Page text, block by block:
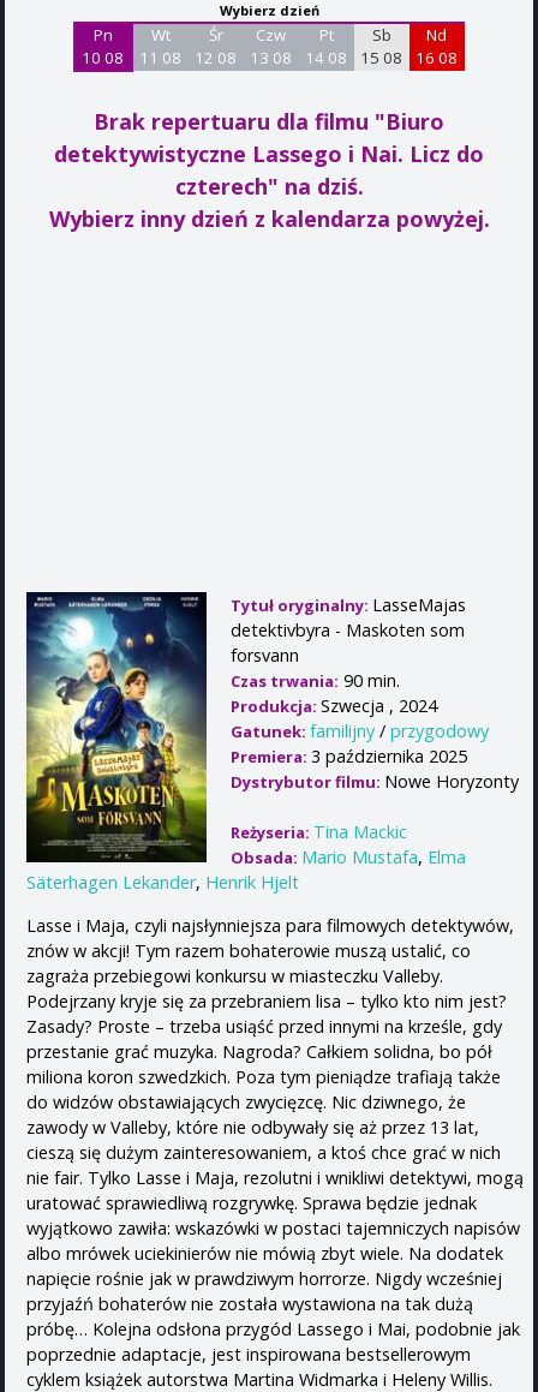
Wybierz dzień
Pn
10 08
Wt
11 08
Śr
12 08
Czw
13 08
Pt
14 08
Sb
15 08
Nd
16 08
Brak repertuaru dla filmu "Biuro
detektywistyczne Lassego i Nai. Licz do
czterech" na dziś.
Wybierz inny dzień z kalendarza powyżej.
Tytuł oryginalny: LasseMajas
detektivbyra - Maskoten som
forsvann
Czas trwania: 90 min.
Produkcja: Szwecja , 2024
Gatunek: familijny / przygodowy
Premiera: 3 października 2025
Dystrybutor filmu: Nowe Horyzonty
Reżyseria: Tina Mackic
Obsada: Mario Mustafa, Elma
Säterhagen Lekander, Henrik Hjelt
Lasse i Maja, czyli najsłynniejsza para filmowych detektywów,
znów w akcji! Tym razem bohaterowie muszą ustalić, co
zagraża przebiegowi konkursu w miasteczku Valleby.
Podejrzany kryje się za przebraniem lisa – tylko kto nim jest?
Zasady? Proste – trzeba usiąść przed innymi na krześle, gdy
przestanie grać muzyka. Nagroda? Całkiem solidna, bo pół
miliona koron szwedzkich. Poza tym pieniądze trafiają także
do widzów obstawiających zwycięzcę. Nic dziwnego, że
zawody w Valleby, które nie odbywały się aż przez 13 lat,
cieszą się dużym zainteresowaniem, a ktoś chce grać w nich
nie fair. Tylko Lasse i Maja, rezolutni i wnikliwi detektywi, mogą
uratować sprawiedliwą rozgrywkę. Sprawa będzie jednak
wyjątkowo zawiła: wskazówki w postaci tajemniczych napisów
albo mrówek uciekinierów nie mówią zbyt wiele. Na dodatek
napięcie rośnie jak w prawdziwym horrorze. Nigdy wcześniej
przyjaźń bohaterów nie została wystawiona na tak dużą
próbę… Kolejna odsłona przygód Lassego i Mai, podobnie jak
poprzednie adaptacje, jest inspirowana bestsellerowym
cyklem książek autorstwa Martina Widmarka i Heleny Willis.